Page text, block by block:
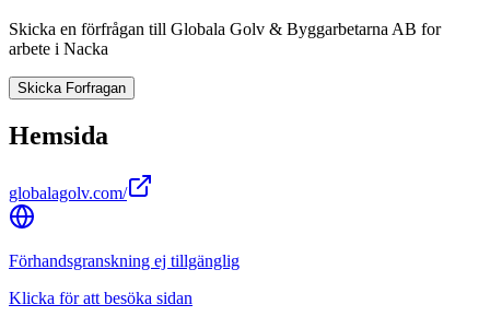
Skicka en förfrågan till Globala Golv & Byggarbetarna AB for
arbete i Nacka
Skicka Forfragan
Hemsida
globalagolv.com/
Förhandsgranskning ej tillgänglig
Klicka för att besöka sidan